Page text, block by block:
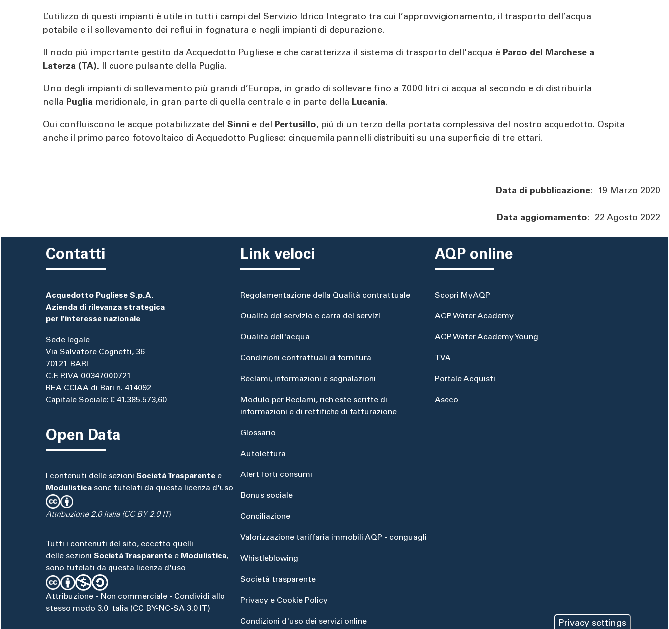
L’utilizzo di questi impianti è utile in tutti i campi del Servizio Idrico Integrato tra cui l’approvvigionamento, il trasporto dell’acqua
potabile e il sollevamento dei reflui in fognatura e negli impianti di depurazione.
Il nodo più importante gestito da Acquedotto Pugliese e che caratterizza il sistema di trasporto dell'acqua è Parco del Marchese a
Laterza (TA). Il cuore pulsante della Puglia.
Uno degli impianti di sollevamento più grandi d’Europa, in grado di sollevare fino a 7.000 litri di acqua al secondo e di distribuirla
nella Puglia meridionale, in gran parte di quella centrale e in parte della Lucania.
Qui confluiscono le acque potabilizzate del Sinni e del Pertusillo, più di un terzo della portata complessiva del nostro acquedotto. Ospita
anche il primo parco fotovoltaico di Acquedotto Pugliese: cinquemila pannelli distribuiti su una superficie di tre ettari.
Data di pubblicazione: 19 Marzo 2020
Data aggiornamento: 22 Agosto 2022
Contatti
Acquedotto Pugliese S.p.A.
Azienda di rilevanza strategica
per l'interesse nazionale
Sede legale
Via Salvatore Cognetti, 36
70121 BARI
C.F. P.IVA 00347000721
REA CCIAA di Bari n. 414092
Capitale Sociale: € 41.385.573,60
Open Data
I contenuti delle sezioni Società Trasparente e
Modulistica sono tutelati da questa licenza d'uso
Attribuzione 2.0 Italia (CC BY 2.0 IT)
Tutti i contenuti del sito, eccetto quelli
delle sezioni Società Trasparente e Modulistica,
sono tutelati da questa licenza d'uso
Attribuzione - Non commerciale - Condividi allo
stesso modo 3.0 Italia (CC BY-NC-SA 3.0 IT)
Link veloci
Regolamentazione della Qualità contrattuale
Qualità del servizio e carta dei servizi
Qualità dell'acqua
Condizioni contrattuali di fornitura
Reclami, informazioni e segnalazioni
Modulo per Reclami, richieste scritte di
informazioni e di rettifiche di fatturazione
Glossario
Autolettura
Alert forti consumi
Bonus sociale
Conciliazione
Valorizzazione tariffaria immobili AQP - conguagli
Whistleblowing
Società trasparente
Privacy e Cookie Policy
Condizioni d'uso dei servizi online
AQP online
Scopri MyAQP
AQP Water Academy
AQP Water Academy Young
TVA
Portale Acquisti
Aseco
Privacy settings